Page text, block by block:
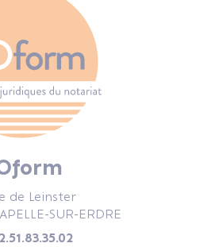
de Leinster
SUR-ERDRE